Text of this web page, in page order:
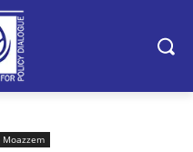
Moazzem